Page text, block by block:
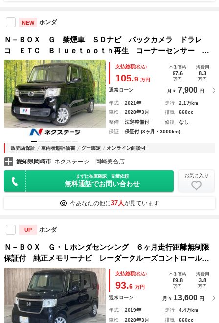
NEW ホンダ
Ｎ－ＢＯＸ Ｇ 禁煙車 ＳＤナビ バックカメラ ドラレ
コ ＥＴＣ Ｂｌｕｅｔｏｏｔｈ再生 コーナーセンサー ホ
ンダセンシング アダプティブクルーズ 車線逸脱警報 横滑
り防止装置 オートハイビーム ＬＥＤヘッドライト
支払総額(税込)
105.9 万円
本体価格
97.6
万円
諸費用
8.3
万円
通常ローン 月々 7,900 円
年式 2021年 走行
2.1万km
車検
2028年3月 排気
660cc
整備
法定整備付 修復
なし
保証
保証付 (3ヶ月・3000km)
販売店保証 車両状態評価書 グー鑑定 オンライン商談可
愛知県岡崎市 ネクステージ 岡崎美合店
まずは在庫確認・見積依頼
無料通話でお問い合わせ
お気に入り
今あなたの他に37人が見ています
UP ホンダ
Ｎ－ＢＯＸ Ｇ・Ｌホンダセンシング ６ヶ月走行距離無制限
保証付 純正メモリーナビ レーダークルーズコントロール
ＬＥＬヘッドライト フルセグＴＶ Ｂｌｕｅｔｏｏｔｈ バ
ックカメラ 禁煙車 ドライブレコーダー ホンダセンシング
支払総額(税込)
93.6 万円
本体価格
89.8
万円
諸費用
3.8
万円
通常ローン 月々 13,600 円
年式 2019年 走行
4.4万km
車検
2028年3月 排気
660cc